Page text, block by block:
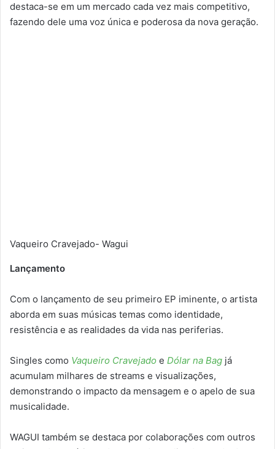
destaca-se em um mercado cada vez mais competitivo,
fazendo dele uma voz única e poderosa da nova geração.
Vaqueiro Cravejado- Wagui
Lançamento
Com o lançamento de seu primeiro EP iminente, o artista
aborda em suas músicas temas como identidade,
resistência e as realidades da vida nas periferias.
Singles como Vaqueiro Cravejado e Dólar na Bag já
acumulam milhares de streams e visualizações,
demonstrando o impacto da mensagem e o apelo de sua
musicalidade.
WAGUI também se destaca por colaborações com outros